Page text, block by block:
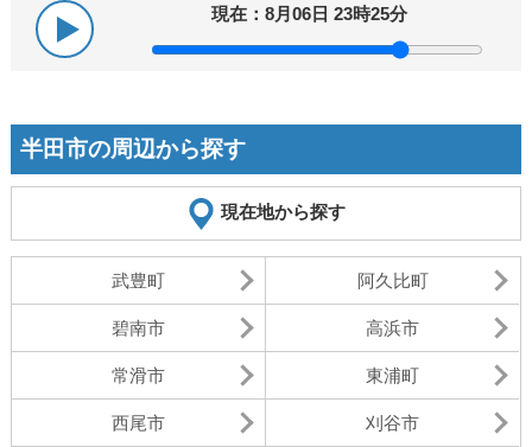
現在：8月06日 23時25分
半田市の周辺から探す
現在地から探す
武豊町 阿久比町
碧南市 高浜市
常滑市 東浦町
西尾市 刈谷市